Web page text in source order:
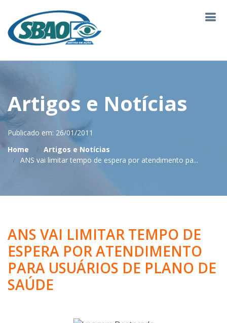
Artigos e Notícias
Publicado em: 26/01/2011
Home
Artigos e Notícias
ANS vai limitar tempo de espera por atendimento pa...
ANS VAI LIMITAR TEMPO DE
ESPERA POR ATENDIMENTO
PARA USUÁRIOS DE PLANO DE
SAÚDE